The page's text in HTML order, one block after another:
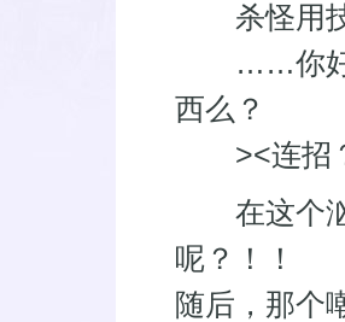
杀怪用技
……你好土
西么？
><连招
在这个汹
呢？！！
随后，那个